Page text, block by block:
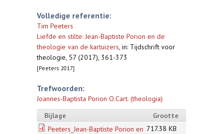
Volledige referentie:
Tim Peeters
Liefde en stilte: Jean-Baptiste Porion en de
theologie van de kartuizers, in: Tijdschrift voor
theologie, 57 (2017), 361-373
[Peeters 2017]
Trefwoorden:
Joannes-Baptista Porion O.Cart. (theologia)
Bijlage
Grootte
Peeters_Jean-Baptiste Porion en 717.38 KB